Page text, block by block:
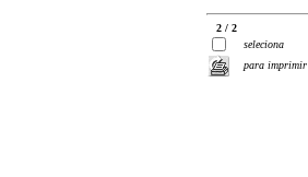
2 / 2
seleciona
para imprimir